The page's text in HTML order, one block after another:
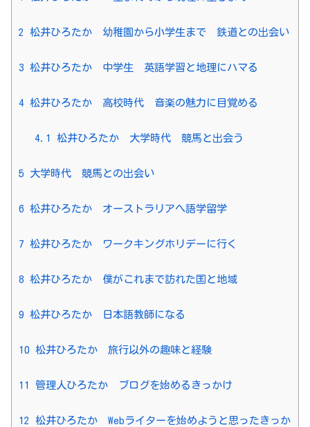
2 松井ひろたか 幼稚園から小学生まで 鉄道との出会い
3 松井ひろたか 中学生 英語学習と地理にハマる
4 松井ひろたか 高校時代 音楽の魅力に目覚める
4.1 松井ひろたか 大学時代 競馬と出会う
5 大学時代 競馬との出会い
6 松井ひろたか オーストラリアへ語学留学
7 松井ひろたか ワークキングホリデーに行く
8 松井ひろたか 僕がこれまで訪れた国と地域
9 松井ひろたか 日本語教師になる
10 松井ひろたか 旅行以外の趣味と経験
11 管理人ひろたか ブログを始めるきっかけ
12 松井ひろたか Webライターを始めようと思ったきっか